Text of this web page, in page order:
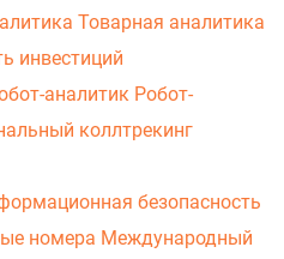
Товарная аналитика
инвестиций
аналитик Робот-
коллтрекинг
безопасность
номера Международный